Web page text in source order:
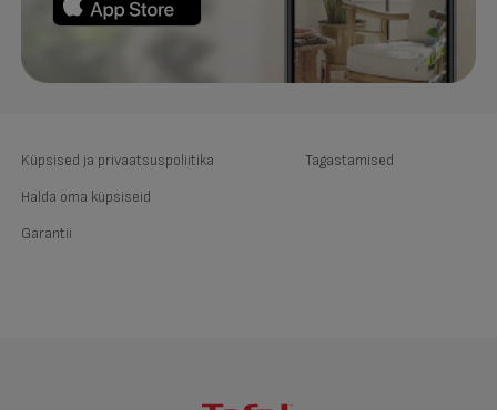
Küpsised ja privaatsuspoliitika
Halda oma küpsiseid
Garantii
Tagastamised